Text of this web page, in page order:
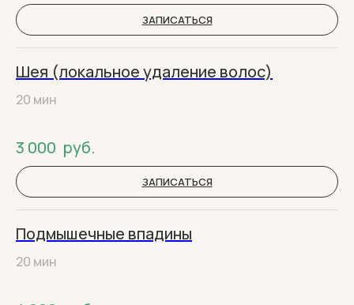
ЗАПИСАТЬСЯ
Шея (локальное удаление волос)
20 мин
3 000 руб.
ЗАПИСАТЬСЯ
Подмышечные впадины
20 мин